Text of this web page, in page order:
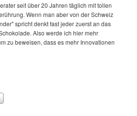
seit über 20 Jahren täglich mit tollen
Wenn man aber von der Schweiz
spricht denkt fast jeder zuerst an das
Also werde ich hier mehr
zu beweisen, dass es mehr Innovationen